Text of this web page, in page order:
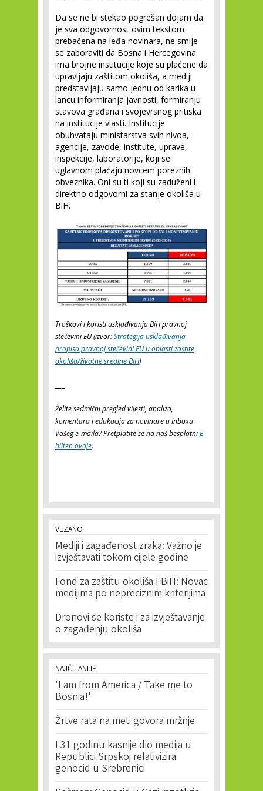
Da se ne bi stekao pogrešan dojam da
je sva odgovornost ovim tekstom
prebačena na leđa novinara, ne smije
se zaboraviti da Bosna i Hercegovina
ima brojne institucije koje su plaćene da
upravljaju zaštitom okoliša, a mediji
predstavljaju samo jednu od karika u
lancu informiranja javnosti, formiranju
stavova građana i svojevrsnog pritiska
na institucije vlasti. Institucije
obuhvataju ministarstva svih nivoa,
agencije, zavode, institute, uprave,
inspekcije, laboratorije, koji se
uglavnom plaćaju novcem poreznih
obveznika. Oni su ti koji su zaduženi i
direktno odgovorni za stanje okoliša u
BiH.
Troškovi i koristi usklađivanja BiH pravnoj
stečevini EU (izvor:Strategija usklađivanja
propisa pravnoj stečevini EU u oblasti zaštite
okoliša/životne sredine BiH)
Želite sedmični pregled vijesti, analiza,
komentara i edukacija za novinare u Inboxu
Vašeg e-maila? Pretplatite se na naš besplatniE-
bilten ovdje.
VEZANO
Mediji i zagađenost zraka: Važno je
izvještavati tokom cijele godine
Fond za zaštitu okoliša FBiH: Novac
medijima po nepreciznim kriterijima
Dronovi se koriste i za izvještavanje
o zagađenju okoliša
NAJČITANIJE
'I am from America / Take me to
Bosnia!'
Žrtve rata na meti govora mržnje
I 31 godinu kasnije dio medija u
Republici Srpskoj relativizira
genocid u Srebrenici